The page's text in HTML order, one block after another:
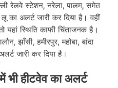
रेलवे स्टेशन, नरेला, पालम, समेत
का अलर्ट जारी कर दिया है। वहीं
यहां स्थिति काफी चिंताजनक है।
झाँसी, हमीरपुर, महोबा, बांदा
जारी कर दिया है।
भी हीटवेव का अलर्ट